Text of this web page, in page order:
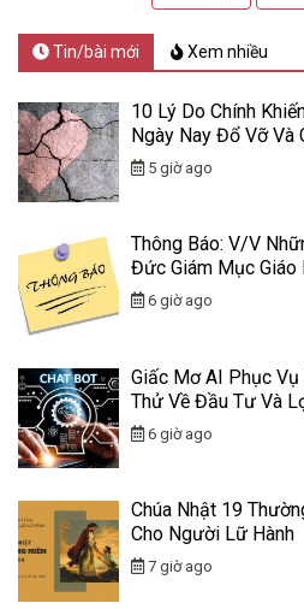
Tin/bài mới Xem nhiều
10 Lý Do Chính
Ngày Nay Đổ Vỡ Và
5 giờ ago
Thông Báo: V/v
Đức Giám Mục Giáo
6 giờ ago
Giấc Mơ AI Phục
Thử Về Đầu Tư Và
6 giờ ago
Chúa Nhật 19
Cho Người Lữ Hành
7 giờ ago